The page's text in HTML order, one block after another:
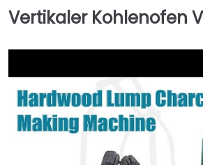
Vertikaler Kohlenofen